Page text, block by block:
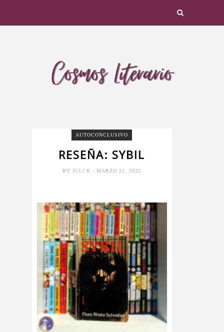
AUTOCONCLUSIVO
RESEÑA: SYBIL
BYJULI R- MARZO 21, 2022